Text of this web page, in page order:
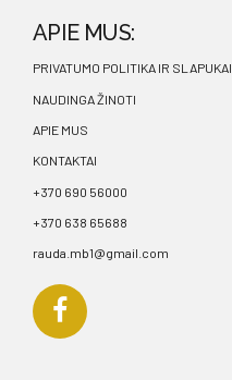
APIE MUS:
PRIVATUMO POLITIKA IR SLAPUKAI
NAUDINGA ŽINOTI
APIE MUS
KONTAKTAI
+370 690 56000
+370 638 65688
rauda.mb1@gmail.com